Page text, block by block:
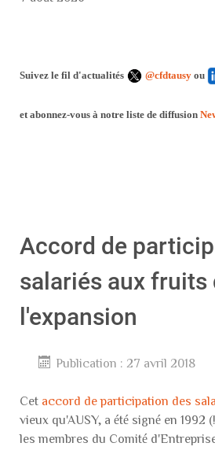
Suivez le fil d'actualités @cfdtausy ou
et abonnez-vous à notre liste de diffusion
Accord de
salariés aux fruits
l'expansion
Publication : 27 avril 2018
Cet accord de participation des
vieux qu'AUSY, a été signé en
les membres du Comité